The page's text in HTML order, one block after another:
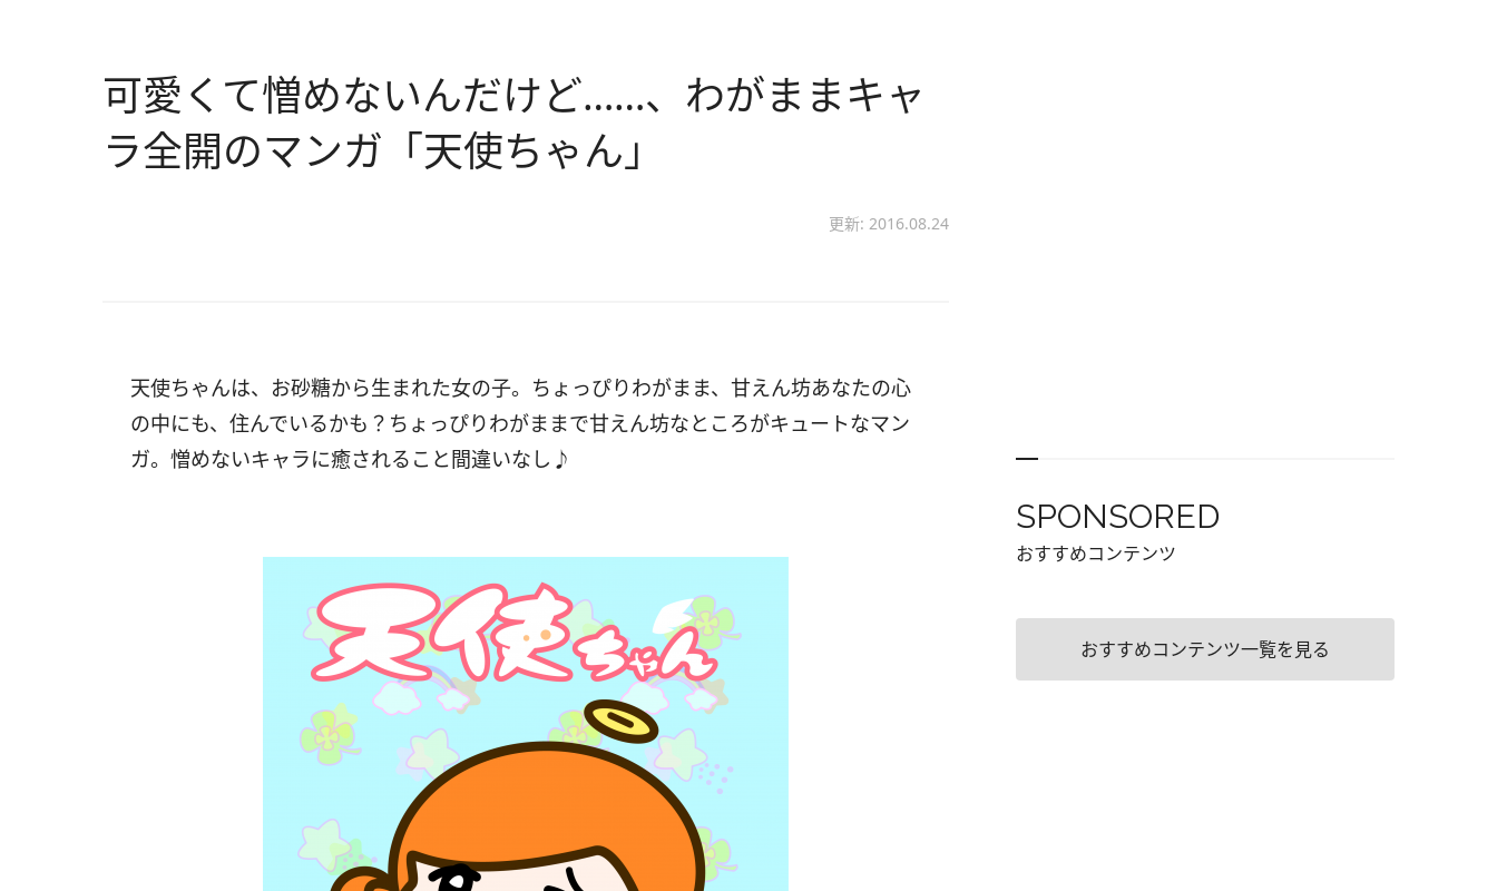
可愛くて憎めないんだけど……、わがままキャ
ラ全開のマンガ「天使ちゃん」
更新: 2016.08.24
天使ちゃんは、お砂糖から生まれた女の子。ちょっぴりわがまま、甘えん坊あなたの心
の中にも、住んでいるかも？ちょっぴりわがままで甘えん坊なところがキュートなマン
ガ。憎めないキャラに癒されること間違いなし♪
SPONSORED
おすすめコンテンツ
おすすめコンテンツ一覧を見る